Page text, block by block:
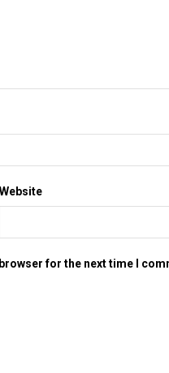
Website
for the next time I